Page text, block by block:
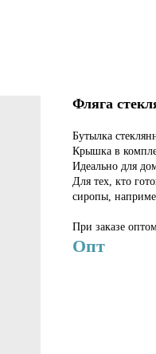
Фляга
Бутылка
Крышка в
Идеально для
Для тех, кто
сиропы,
При заказе
Опт